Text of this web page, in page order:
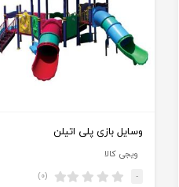
وسایل بازی پلی اتیلن
ویجی کالا
- (۰)